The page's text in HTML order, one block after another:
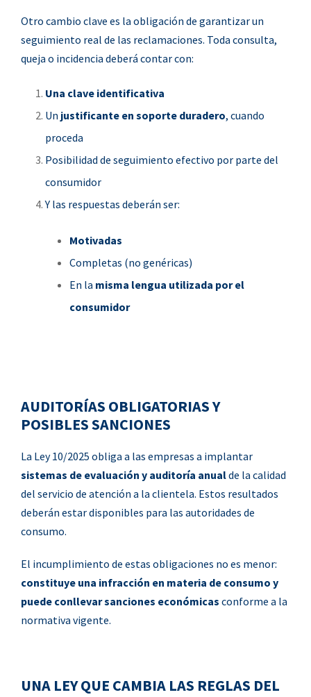
Otro cambio clave es la obligación de garantizar un
seguimiento real de las reclamaciones. Toda consulta,
queja o incidencia deberá contar con:
Una clave identificativa
Un justificante en soporte duradero, cuando
proceda
Posibilidad de seguimiento efectivo por parte del
consumidor
Y las respuestas deberán ser:
Motivadas
Completas (no genéricas)
En la misma lengua utilizada por el
consumidor
AUDITORÍAS OBLIGATORIAS Y
POSIBLES SANCIONES
La Ley 10/2025 obliga a las empresas a implantar
sistemas de evaluación y auditoría anualde la calidad
del servicio de atención a la clientela. Estos resultados
deberán estar disponibles para las autoridades de
consumo.
El incumplimiento de estas obligaciones no es menor:
constituye una infracción en materia de consumo y
puede conllevar sanciones económicas conforme a la
normativa vigente.
UNA LEY QUE CAMBIA LAS REGLAS DEL